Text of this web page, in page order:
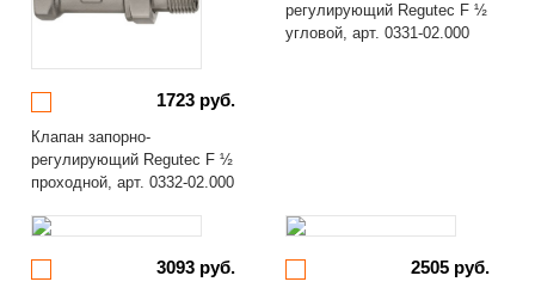
1723 руб.
Клапан запорно-
регулирующий Regutec F ½
проходной, арт. 0332-02.000
регулирующий Regutec F ½
угловой, арт. 0331-02.000
3093 руб. 2505 руб.